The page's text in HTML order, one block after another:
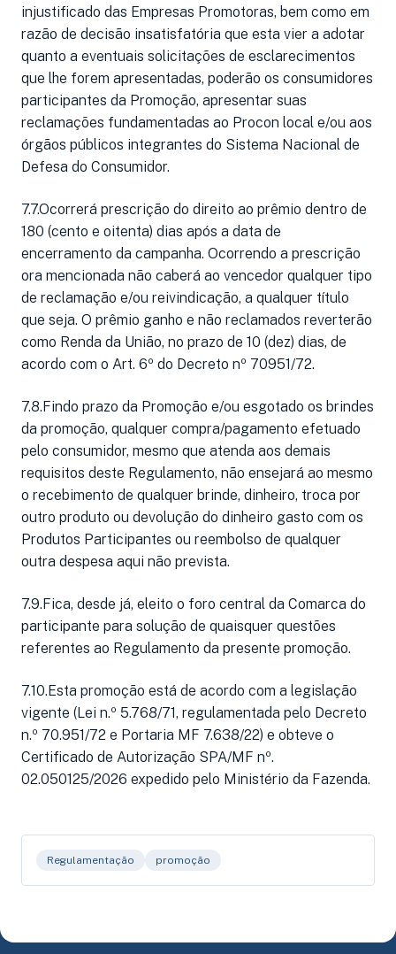
injustificado das Empresas Promotoras, bem como em
razão de decisão insatisfatória que esta vier a adotar
quanto a eventuais solicitações de esclarecimentos
que lhe forem apresentadas, poderão os consumidores
participantes da Promoção, apresentar suas
reclamações fundamentadas ao Procon local e/ou aos
órgãos públicos integrantes do Sistema Nacional de
Defesa do Consumidor.
7.7.Ocorrerá prescrição do direito ao prêmio dentro de
180 (cento e oitenta) dias após a data de
encerramento da campanha. Ocorrendo a prescrição
ora mencionada não caberá ao vencedor qualquer tipo
de reclamação e/ou reivindicação, a qualquer título
que seja. O prêmio ganho e não reclamados reverterão
como Renda da União, no prazo de 10 (dez) dias, de
acordo com o Art. 6º do Decreto nº 70951/72.
7.8.Findo prazo da Promoção e/ou esgotado os brindes
da promoção, qualquer compra/pagamento efetuado
pelo consumidor, mesmo que atenda aos demais
requisitos deste Regulamento, não ensejará ao mesmo
o recebimento de qualquer brinde, dinheiro, troca por
outro produto ou devolução do dinheiro gasto com os
Produtos Participantes ou reembolso de qualquer
outra despesa aqui não prevista.
7.9.Fica, desde já, eleito o foro central da Comarca do
participante para solução de quaisquer questões
referentes ao Regulamento da presente promoção.
7.10.Esta promoção está de acordo com a legislação
vigente (Lei n.º 5.768/71, regulamentada pelo Decreto
n.º 70.951/72 e Portaria MF 7.638/22) e obteve o
Certificado de Autorização SPA/MF nº.
02.050125/2026 expedido pelo Ministério da Fazenda.
Regulamentação promoção